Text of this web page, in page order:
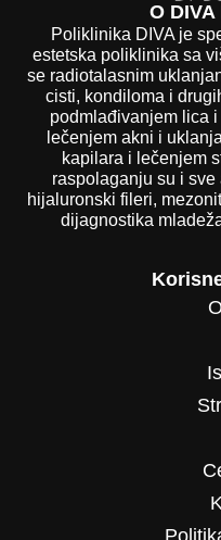
O DIVA
Poliklinika DIVA je
estetska poliklinika sa
se radiotalasnim
cisti, kondiloma i
podmlađivanjem lica
lečenjem akni i
kapilara i lečenjem
raspolaganju su i
hijaluronski fileri,
dijagnostika